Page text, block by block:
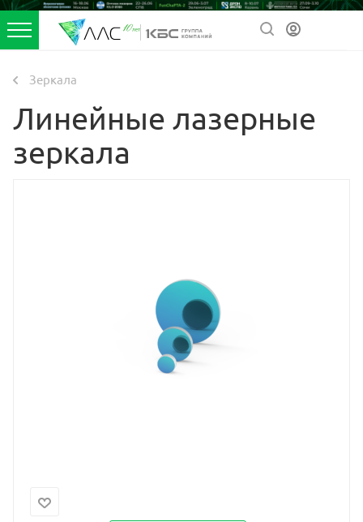
Зеркала
Линейные лазерные
зеркала